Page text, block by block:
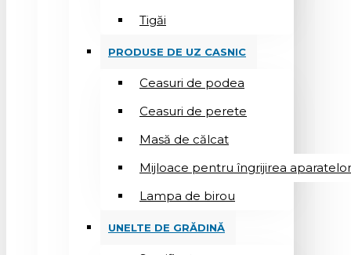
Tigăi
PRODUSE DE UZ CASNIC
Ceasuri de podea
Ceasuri de perete
Masă de călcat
Mijloace pentru îngrijirea
Lampa de birou
UNELTE DE GRĂDINĂ